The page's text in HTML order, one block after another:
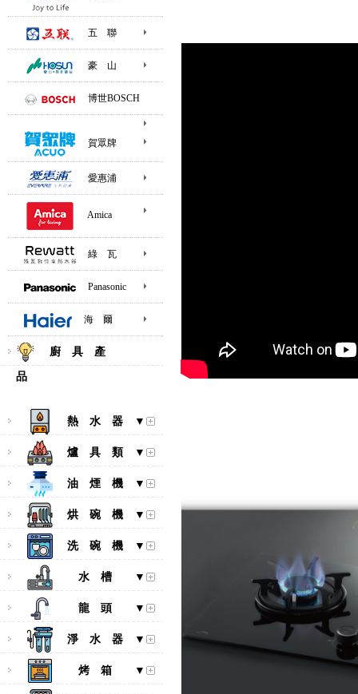
五 聯
豪 山
博世BOSCH
賀眾牌
愛惠浦
Amica
綠 瓦
Panasonic
海 爾
廚 具 產
品
熱 水 器 ▼
爐 具 類 ▼
油 煙 機 ▼
烘 碗 機 ▼
洗 碗 機 ▼
水 槽 ▼
龍 頭 ▼
淨 水 器 ▼
烤 箱 ▼